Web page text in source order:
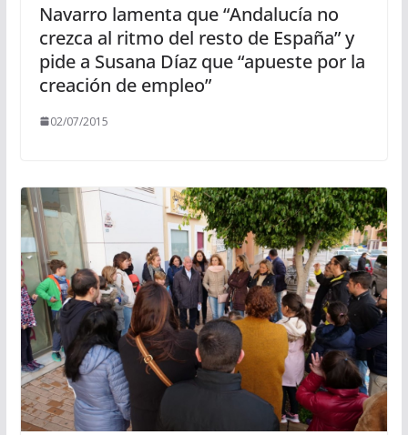
Navarro lamenta que “Andalucía no
crezca al ritmo del resto de España” y
pide a Susana Díaz que “apueste por la
creación de empleo”
02/07/2015